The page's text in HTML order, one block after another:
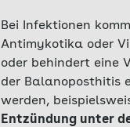
Bei Infektionen
Antimykotika oder
oder behindert eine
der Balanoposthitis
werden,
Entzündung unter